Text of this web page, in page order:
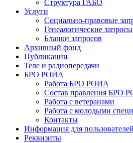
Структура ГАБО
Услуги
Социально-правовые
Генеалогические запросы
Бланки запросов
Архивный фонд
Публикации
Теле и радиопередачи
БРО РОИА
Работа БРО РОИА
Состав правления БРО
Работа с ветеранами
Работа с молодыми
Контакты
Информация для пользователей
Реквизиты